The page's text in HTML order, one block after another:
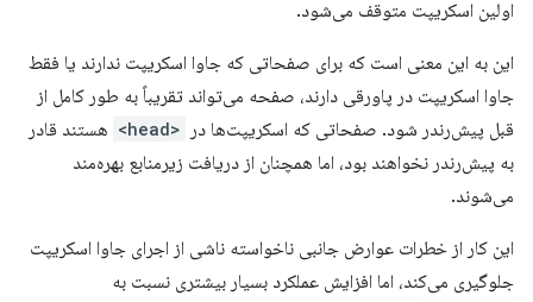
اولین اسکریپت متوقف می‌شود.
این به این معنی است که برای صفحاتی که جاوا اسکریپت ندارند یا فقط
جاوا اسکریپت در پاورقی دارند، صفحه می‌تواند تقریباً به طور کامل از
قبل پیش‌رندر شود. صفحاتی که اسکریپت‌ها در
<head>
هستند قادر
به پیش‌رندر نخواهند بود، اما همچنان از دریافت زیرمنابع بهره‌مند
می‌شوند.
این کار از خطرات عوارض جانبی ناخواسته ناشی از اجرای جاوا اسکریپت
جلوگیری می‌کند، اما افزایش عملکرد بسیار بیشتری نسبت به